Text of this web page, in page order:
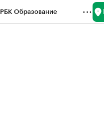
РБК Образование